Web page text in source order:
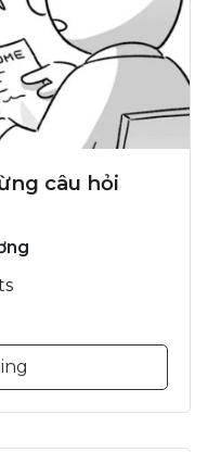
câu hỏi